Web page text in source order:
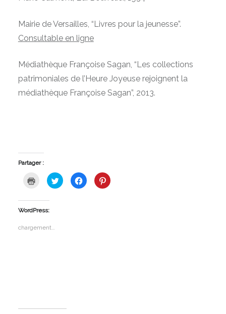
Mairie de Versailles, “Livres pour la jeunesse”.
Consultable en ligne
Médiathèque Françoise Sagan, “Les collections
patrimoniales de l’Heure Joyeuse rejoignent la
médiathèque Françoise Sagan”, 2013.
Partager :
Cliquer
pour
imprimer(ouvre
une
nouvelle
fenêtre)
Cliquez
pour
partager
Cliquez
pour
partager
Cliquez
pour
WordPress:
chargement…